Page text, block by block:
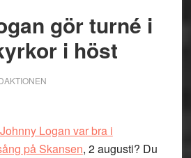
gör turné i
i höst
Johnny Logan var bra i
på Skansen, 2 augusti? Du